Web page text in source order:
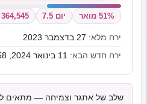
51% מואר יום 7.5 364,545 ק"מ
ירח מלא:
ירח חדש הבא:
שלב של אתגר וצמיחה — מתאים